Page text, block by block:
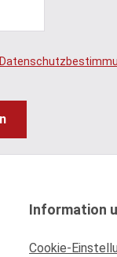
Information
Cookie-